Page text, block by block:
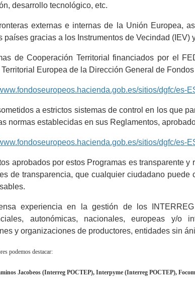
desarrollo tecnológico, etc.
externas e internas de la Unión Europea,
países gracias a los Instrumentos de Vecindad (IEV)
de Cooperación Territorial financiados por el
Europea de la Dirección General de
sitios/dgfc/es-
a estrictos sistemas de control en los que
normas establecidas en sus Reglamentos,
sitios/dgfc/es-
aprobados por estos Programas es transparente
de transparencia, que cualquier ciudadano
experiencia en la gestión de los
autonómicas, nacionales, europeas y/o
y organizaciones de productores, entidades sin
podemos destacar:
Jacobeos (Interreg POCTEP), Interpyme (Interreg POCTEP),